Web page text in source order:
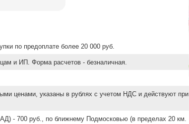
по предоплате более 20 000 руб.
и ИП. Форма расчетов - безналичная.
ценами, указаны в рублях с учетом НДС и действуют при
- 700 руб., по ближнему Подмосковью (в пределах 20 км.